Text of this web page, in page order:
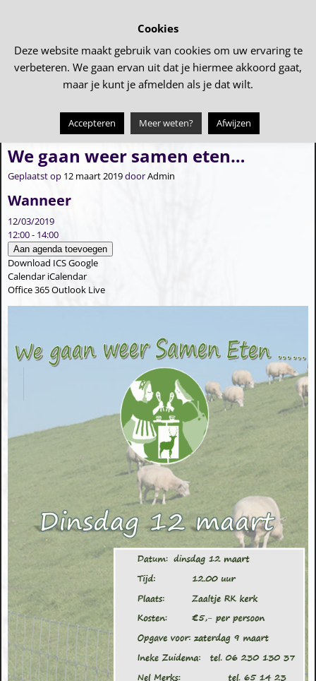
Bericht navigatie
Kom je film kijken? (SVA) Koningsdag
We gaan weer samen eten…
Geplaatst op 12 maart 2019doorAdmin
Wanneer
12/03/2019
12:00 - 14:00
Aan agenda toevoegen
Download ICSGoogle
Calendar iCalendar
Office 365Outlook Live
Cookies
Deze website maakt gebruik van cookies om uw ervaring te
verbeteren. We gaan ervan uit dat je hiermee akkoord gaat,
maar je kunt je afmelden als je dat wilt.
Accepteren Meer weten? Afwijzen